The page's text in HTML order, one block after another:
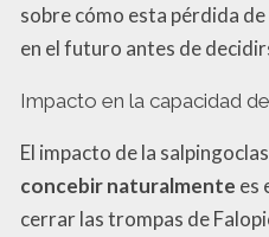
sobre cómo esta pérdida
en el futuro antes de
Impacto en la capacidad
El impacto de la
concebir naturalmente es
cerrar las trompas de